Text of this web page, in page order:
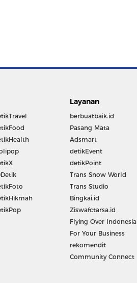
Layanan
berbuatbaik.id
Pasang Mata
Adsmart
detikEvent
detikPoint
Trans Snow World
Trans Studio
Bingkai.id
Ziswafctarsa.id
Flying Over Indonesia
For Your Business
rekomendit
Community Connect